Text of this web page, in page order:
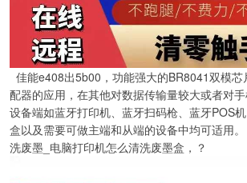
佳能e408出5b00，功能强大的BR8041双模
配器的应用，在其他对数据传输量较大或者对
设备端如蓝牙打印机、蓝牙扫码枪、蓝牙POS
盒以及需要可做主端和从端的设备中均可适用
洗废墨_电脑打印机怎么清洗废墨盒，？